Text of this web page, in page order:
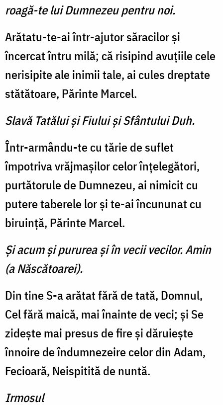
roagă-te lui Dumnezeu pentru noi.
Arătatu-te-ai într-ajutor să­racilor şi
încercat întru milă; că risipind avuţiile cele
nerisipite ale inimii tale, ai cules dreptate
stătătoare, Părinte Marcel.
Slavă Tatălui şi Fiului şi Sfântului Duh.
Într-armându-te cu tărie de suflet
împotriva vrăjmaşilor celor înţelegători,
purtătorule de Dumnezeu, ai nimicit cu
putere taberele lor şi te-ai încununat cu
biruinţă, Părinte Marcel.
Şi acum şi pururea şi în vecii vecilor. Amin
(a Născătoarei).
Din tine S-a arătat fără de tată, Domnul,
Cel fără maică, mai înainte de veci; şi Se
zideş­te mai presus de fire şi dăruieş­te
înnoire de îndumnezeire ce­lor din Adam,
Fecioară, Neispitită de nuntă.
Irmosul